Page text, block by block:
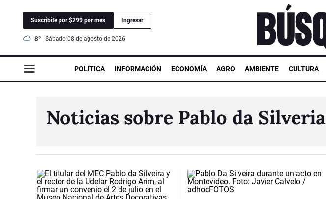
Suscribite por $299 por mes Ingresar
8° sábado 08 de agosto de 2026
POLÍTICA INFORMACIÓN ECONOMÍA AGRO AMBIENTE CULTURA
Noticias sobre Pablo da Silveria